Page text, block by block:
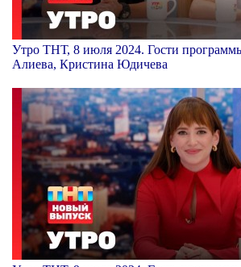
Утро ТНТ, 8 июля 2024. Гости
Алиева, Кристина Юдичева